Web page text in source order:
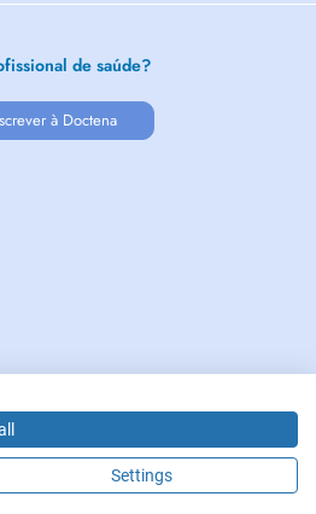
de saúde?
à Doctena
L-2661 Luxembourg
Settings